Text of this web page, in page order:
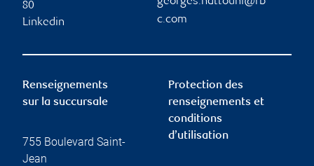
80
Linkedin
c.com
Renseignements
sur la succursale
755 Boulevard Saint-
Jean
Protection des
renseignements et
conditions
d’utilisation